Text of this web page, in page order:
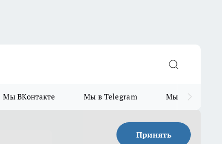
Мы ВКонтакте Мы в Telegram Мы в MAX
Принять